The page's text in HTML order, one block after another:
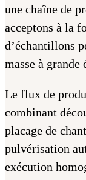
une chaîne de
acceptons à la
d’échantillons
masse à grande
Le flux de
combinant
placage de
pulvérisation
exécution